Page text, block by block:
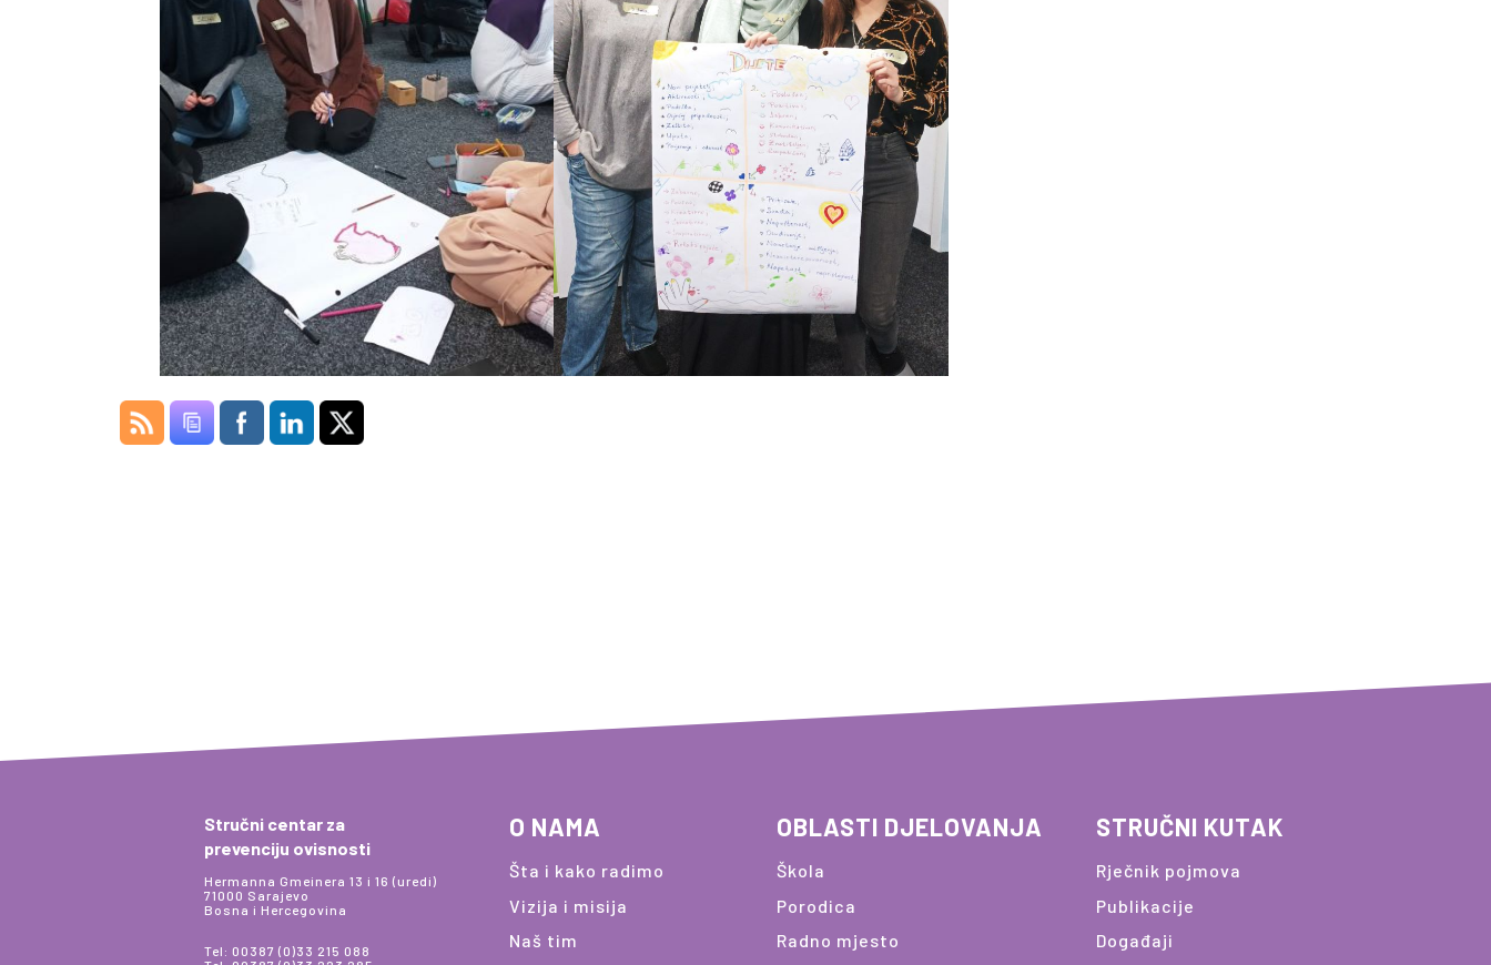
Stručni centar za
prevenciju ovisnosti
Hermanna Gmeinera 13 i 16 (uredi)
71000 Sarajevo
Bosna i Hercegovina
Tel: 00387 (0)33 215 088
O NAMA
Šta i kako radimo
Vizija i misija
Naš tim
OBLASTI DJELOVANJA
Škola
Porodica
Radno mjesto
STRUČNI KUTAK
Rječnik pojmova
Publikacije
Događaji